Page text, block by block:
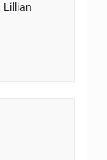
Lillian